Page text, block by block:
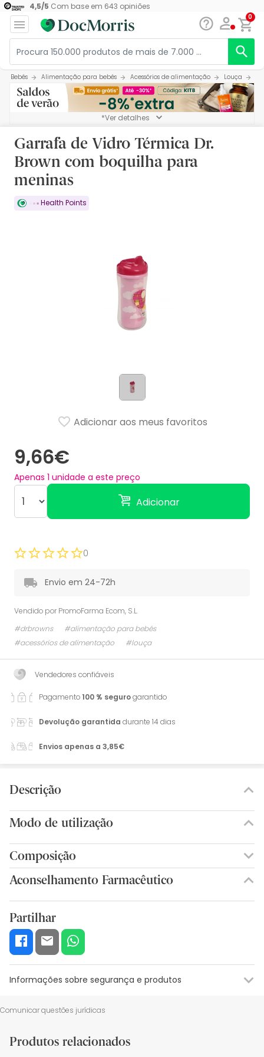
4,5/5 Com base em 643 opiniões
0
Bebés Alimentação para bebés Acessórios de alimentação Louça
*Ver detalhes
Garrafa de Vidro Térmica Dr.
Brown com boquilha para
meninas
Health Points
9,66€
Apenas 1 unidade a este preço
Adicionar
Adicionar aos meus favoritos
0
Envio em 24-72h
Vendido por PromoFarma Ecom, S.L.
#drbrowns
#alimentação para bebés
#acessórios de alimentação
#louça
Vendedores confiáveis
Pagamento100 % segurogarantido
Devolução garantida durante 14 dias
Envios apenas a 3,85€
Descrição
Modo de utilização
Composição
Aconselhamento Farmacêutico
Partilhar
Informações sobre segurança e produtos
Recursos de segurança visual
De momento, não dispomos de imagens de segurança
Comunicar questões jurídicas
Produtos relacionados